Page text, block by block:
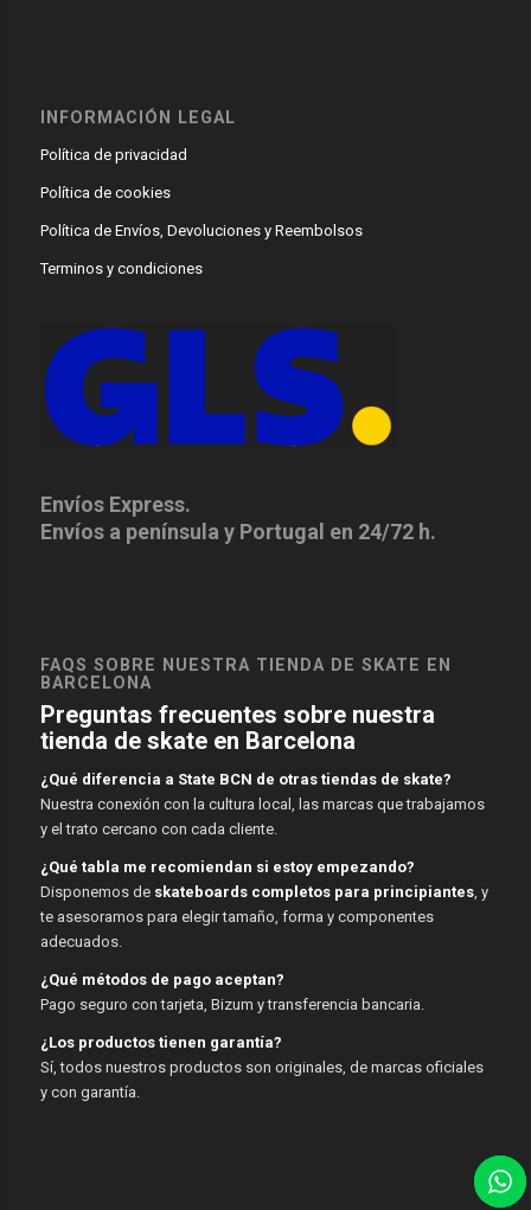
INFORMACIÓN LEGAL
Política de privacidad
Política de cookies
Política de Envíos, Devoluciones y Reembolsos
Terminos y condiciones
Envíos Express.
Envíos a península y Portugal en 24/72 h.
FAQS SOBRE NUESTRA TIENDA DE SKATE EN
BARCELONA
Preguntas frecuentes sobre nuestra
tienda de skate en Barcelona
¿Qué diferencia a State BCN de otras tiendas de skate?
Nuestra conexión con la cultura local, las marcas que trabajamos
y el trato cercano con cada cliente.
¿Qué tabla me recomiendan si estoy empezando?
Disponemos de skateboards completos para principiantes, y
te asesoramos para elegir tamaño, forma y componentes
adecuados.
¿Qué métodos de pago aceptan?
Pago seguro con tarjeta, Bizum y transferencia bancaria.
¿Los productos tienen garantía?
Sí, todos nuestros productos son originales, de marcas oficiales
y con garantía.